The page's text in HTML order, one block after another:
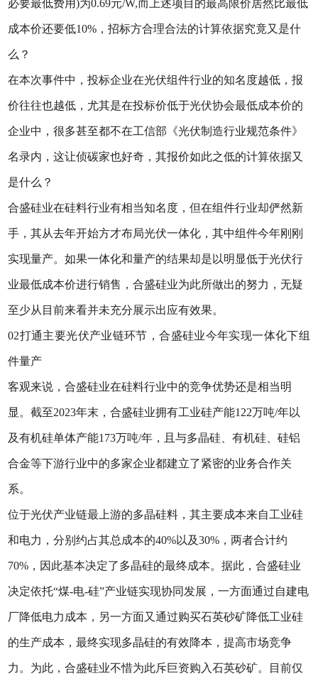
必要最低费用)为0.69元/W,而上述项目的最高限价居然比最低
成本价还要低10%，招标方合理合法的计算依据究竟又是什
么？
在本次事件中，投标企业在光伏组件行业的知名度越低，报
价往往也越低，尤其是在投标价低于光伏协会最低成本价的
企业中，很多甚至都不在工信部《光伏制造行业规范条件》
名录内，这让侦碳家也好奇，其报价如此之低的计算依据又
是什么？
合盛硅业在硅料行业有相当知名度，但在组件行业却俨然新
手，其从去年开始方才布局光伏一体化，其中组件今年刚刚
实现量产。如果一体化和量产的结果却是以明显低于光伏行
业最低成本价进行销售，合盛硅业为此所做出的努力，无疑
至少从目前来看并未充分展示出应有效果。
02打通主要光伏产业链环节，合盛硅业今年实现一体化下组
件量产
客观来说，合盛硅业在硅料行业中的竞争优势还是相当明
显。截至2023年末，合盛硅业拥有工业硅产能122万吨/年以
及有机硅单体产能173万吨/年，且与多晶硅、有机硅、硅铝
合金等下游行业中的多家企业都建立了紧密的业务合作关
系。
位于光伏产业链最上游的多晶硅料，其主要成本来自工业硅
和电力，分别约占其总成本的40%以及30%，两者合计约
70%，因此基本决定了多晶硅的最终成本。据此，合盛硅业
决定依托“煤-电-硅”产业链实现协同发展，一方面通过自建电
厂降低电力成本，另一方面又通过购买石英砂矿降低工业硅
的生产成本，最终实现多晶硅的有效降本，提高市场竞争
力。为此，合盛硅业不惜为此斥巨资购入石英砂矿。目前仅